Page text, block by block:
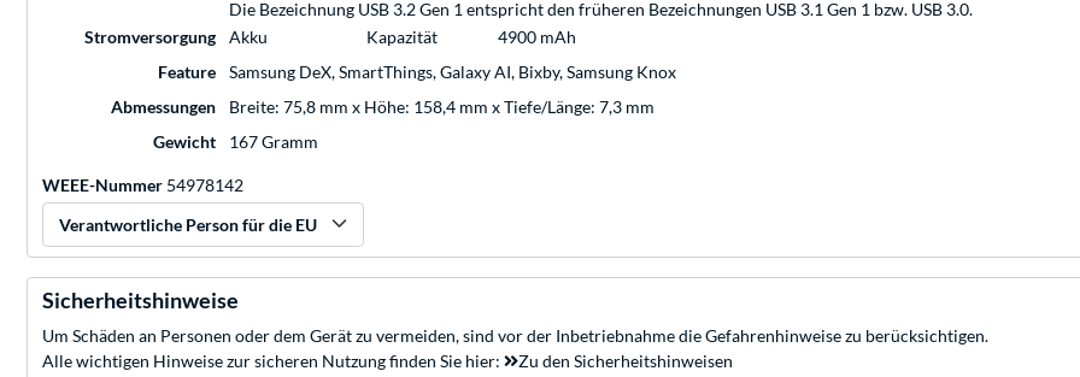
Die Bezeichnung USB 3.2 Gen 1 entspricht den früheren Bezeichnungen USB 3.1 Gen 1 bzw. USB 3.0.
Stromversorgung
Akku Kapazität
4900 mAh
Feature
Samsung DeX, SmartThings, Galaxy AI, Bixby, Samsung Knox
Abmessungen
Breite: 75,8 mm x Höhe: 158,4 mm x Tiefe/Länge: 7,3 mm
Gewicht
167 Gramm
WEEE-Nummer 54978142
Verantwortliche Person für die EU
Sicherheitshinweise
Um Schäden an Personen oder dem Gerät zu vermeiden, sind vor der Inbetriebnahme die Gefahrenhinweise zu berücksichtigen.
Alle wichtigen Hinweise zur sicheren Nutzung finden Sie hier:
Zu den Sicherheitshinweisen